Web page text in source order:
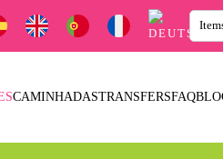
CAMINHADASTRANSFERSFAQ